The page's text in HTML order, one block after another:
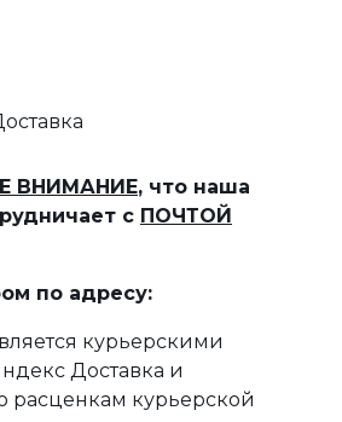
ВНИМАНИЕ, что наша
с ПОЧТОЙ
по адресу:
курьерскими
Доставка и
расценкам курьерской